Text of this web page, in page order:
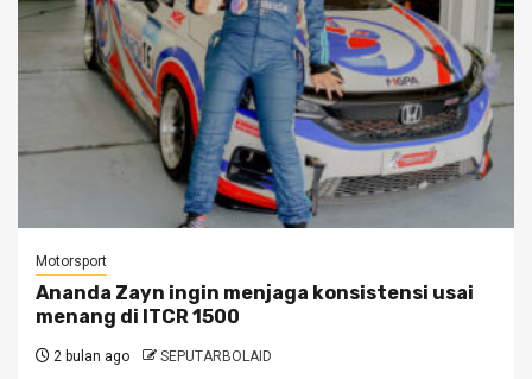
Motorsport
Ananda Zayn ingin menjaga konsistensi usai
menang di ITCR 1500
2 bulan ago SEPUTARBOLAID